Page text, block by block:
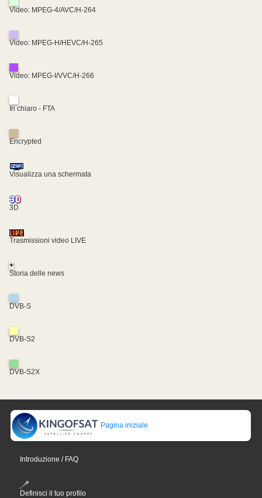
Video: MPEG-4/AVC/H-264
Video: MPEG-H/HEVC/H-265
Video: MPEG-I/VVC/H-266
In chiaro - FTA
Encrypted
Visualizza una schermata
3D
Trasmissioni video LIVE
+
Storia delle news
DVB-S
DVB-S2
DVB-S2X
Pagina iniziale
Introduzione / FAQ
Definisci il tuo profilo